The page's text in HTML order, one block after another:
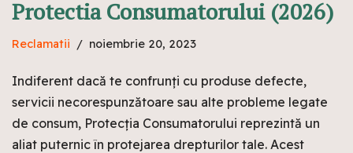
Protectia Consumatorului (2026)
Reclamatii noiembrie 20, 2023
Indiferent dacă te confrunți cu produse defecte,
servicii necorespunzătoare sau alte probleme legate
de consum, Protecția Consumatorului reprezintă un
aliat puternic în protejarea drepturilor tale. Acest